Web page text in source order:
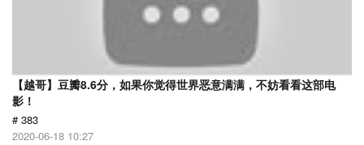
【越哥】豆瓣8.6分，如果你觉得世界恶意满满，不妨看看这部电
影！
# 383
2020-06-18 10:27